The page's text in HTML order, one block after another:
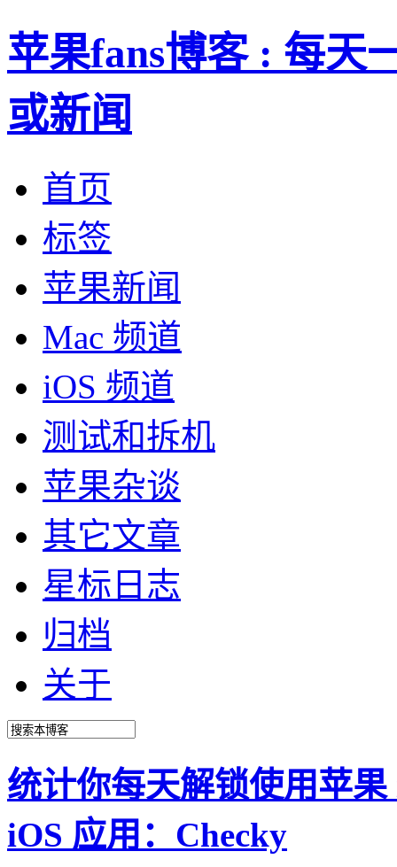
苹果fans博客 : 每天
或新闻
首页
标签
苹果新闻
Mac 频道
iOS 频道
测试和拆机
苹果杂谈
其它文章
星标日志
归档
关于
统计你每天解锁使用苹
iOS 应用：Checky